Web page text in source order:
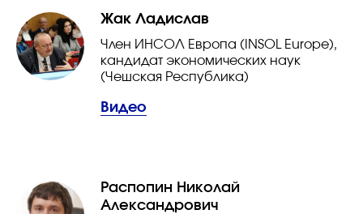
Жак Ладислав
Член ИНСОЛ Европа (INSOL Europe),
кандидат экономических наук
(Чешская Республика)
Видео
Распопин Николай
Александрович